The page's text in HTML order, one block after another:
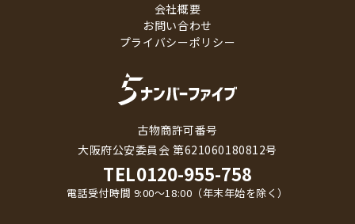
会社概要
お問い合わせ
プライバシーポリシー
古物商許可番号
大阪府公安委員会 第621060180812号
TEL0120-955-758
電話受付時間 9:00〜18:00（年末年始を除く）